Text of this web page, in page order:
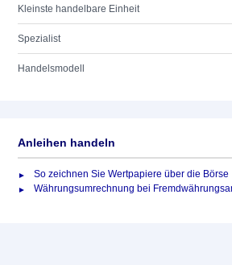
Kleinste handelbare Einheit
Spezialist
Handelsmodell
Anleihen handeln
So zeichnen Sie Wertpapiere über die Börse
Währungsumrechnung bei